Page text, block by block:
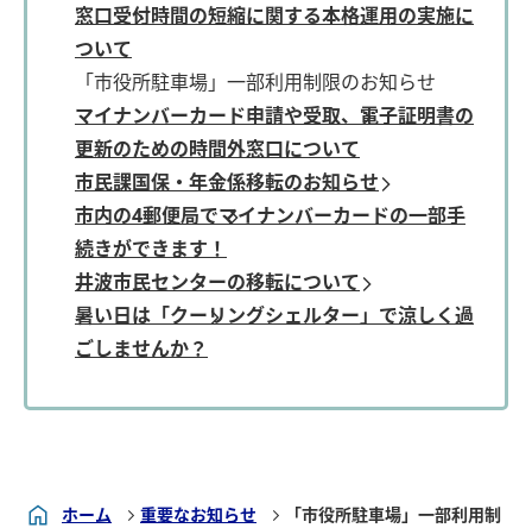
窓口受付時間の短縮に関する本格運用の実施に
ついて
「市役所駐車場」一部利用制限のお知らせ
マイナンバーカード申請や受取、電子証明書の
更新のための時間外窓口について
市民課国保・年金係移転のお知らせ
市内の4郵便局でマイナンバーカードの一部手
続きができます！
井波市民センターの移転について
暑い日は「クーリングシェルター」で涼しく過
ごしませんか？
ホーム 重要なお知らせ
「市役所駐車場」一部利用制